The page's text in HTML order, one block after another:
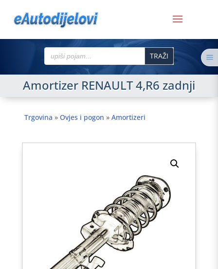
Search
for:
Amortizer RENAULT 4,R6 zadnji
Trgovina » Ovjes i pogon » Amortizeri
a